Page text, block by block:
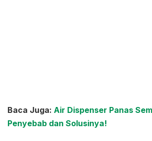
Baca Juga: Air Dispenser Panas
Penyebab dan Solusinya!